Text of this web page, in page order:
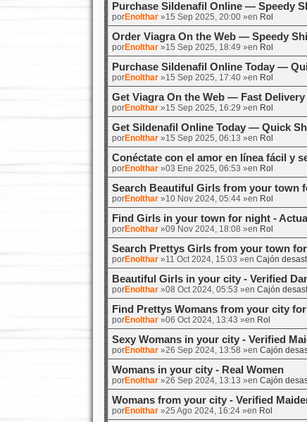
Purchase Sildenafil Online — Speedy
porEnolthar»15 Sep 2025, 20:00 »en Rol
Order Viagra On the Web — Speedy
porEnolthar»15 Sep 2025, 18:49 »en Rol
Purchase Sildenafil Online Today —
porEnolthar»15 Sep 2025, 17:40 »en Rol
Get Viagra On the Web — Fast
porEnolthar»15 Sep 2025, 16:29 »en Rol
Get Sildenafil Online Today — Quick
porEnolthar»15 Sep 2025, 06:13 »en Rol
Conéctate con el amor en línea fácil y
porEnolthar»03 Ene 2025, 06:53 »en Rol
Search Beautiful Girls from your town
porEnolthar»10 Nov 2024, 05:44 »en Rol
Find Girls in your town for night -
porEnolthar»09 Nov 2024, 18:08 »en Rol
Search Prettys Girls from your town
porEnolthar»11 Oct 2024, 15:03 »en Cajón
Beautiful Girls in your city - Verified
porEnolthar»08 Oct 2024, 05:53 »en Cajón
Find Prettys Womans from your city
porEnolthar»06 Oct 2024, 13:43 »en Rol
Sexy Womans in your city - Verified
porEnolthar»26 Sep 2024, 13:58 »en Cajón
Womans in your city - Real Women
porEnolthar»26 Sep 2024, 13:13 »en Cajón
Womans from your city - Verified
porEnolthar»25 Ago 2024, 16:24 »en Rol